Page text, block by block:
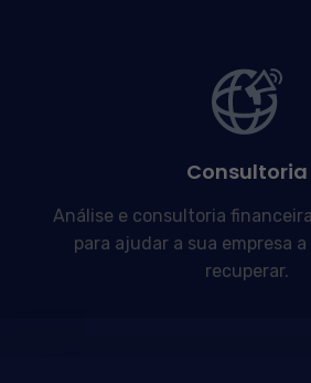
Consultoria
Análise e consultoria
para ajudar a sua empresa
recuperar.